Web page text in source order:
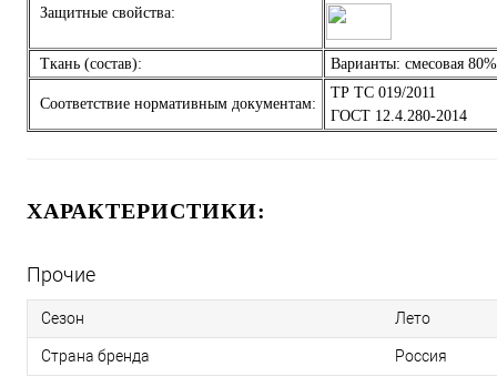
Защитные свойства:
Ткань (состав): Варианты: смесовая
Соответствие нормативным документам:
ТР ТС 019/2011
ГОСТ 12.4.280-2014
ХАРАКТЕРИСТИКИ:
Прочие
Сезон Лето
Страна бренда Россия